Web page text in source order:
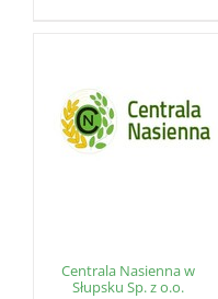
Centrala Nasienna w
Słupsku Sp. z o.o.